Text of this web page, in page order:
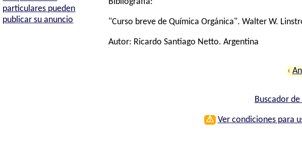
particulares pueden
publicar su anuncio
Bibliografía:
"Curso breve de Química Orgánica". Walter W.
Autor: Ricardo Santiago Netto. Argentina
‹
Buscador
⚠ Ver condiciones para